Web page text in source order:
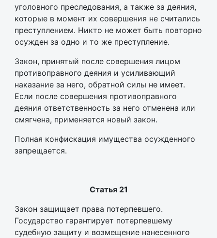
уголовного преследования, а также за деяния,
которые в момент их совершения не считались
преступлением. Никто не может быть повторно
осужден за одно и то же преступление.
Закон, принятый после совершения лицом
противоправного деяния и усиливающий
наказание за него, обратной силы не имеет.
Если после совершения противоправного
деяния ответственность за него отменена или
смягчена, применяется новый закон.
Полная конфискация имущества осужденного
запрещается.
Статья 21
Закон защищает права потерпевшего.
Государство гарантирует потерпевшему
судебную защиту и возмещение нанесенного